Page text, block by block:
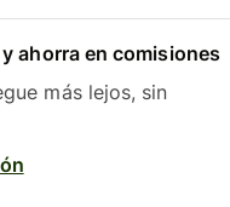
ahorra en comisiones
más lejos, sin